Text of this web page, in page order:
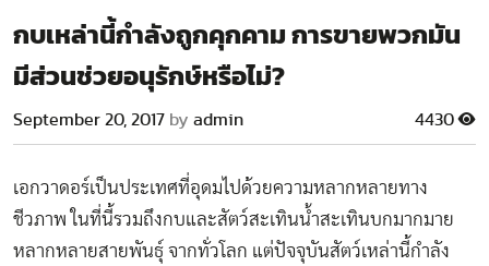
กบเหล่านี้กำลังถูกคุกคาม การขายพวกมัน
มีส่วนช่วยอนุรักษ์หรือไม่?
September 20, 2017 by admin 4430
เอกวาดอร์เป็นประเทศที่อุดมไปด้วยความหลากหลายทาง
ชีวภาพ ในที่นี้รวมถึงกบและสัตว์สะเทินน้ำสะเทินบกมากมาย
หลากหลายสายพันธุ์ จากทั่วโลก แต่ปัจจุบันสัตว์เหล่านี้กำลัง